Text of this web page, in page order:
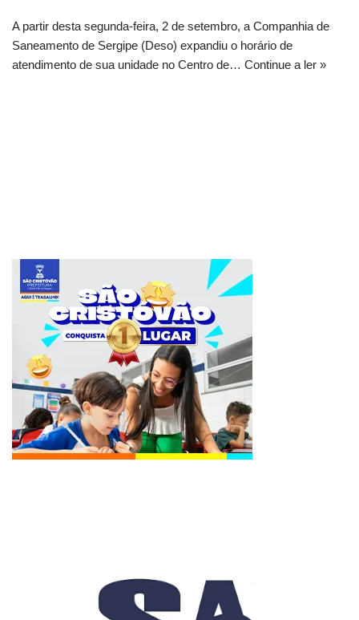
A partir desta segunda-feira, 2 de setembro, a Companhia de
Saneamento de Sergipe (Deso) expandiu o horário de
atendimento de sua unidade no Centro de… Continue a ler »